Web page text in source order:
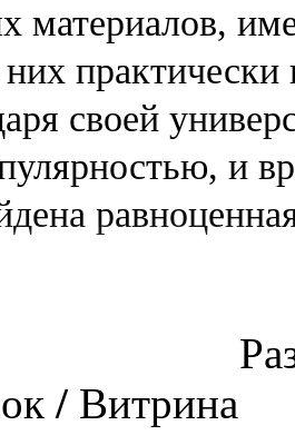
материалов,
них
своей
и
/ Витрина